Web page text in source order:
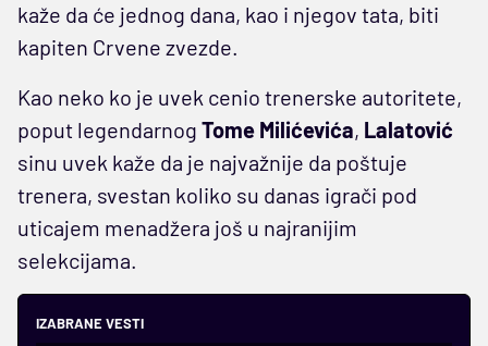
kaže da će jednog dana, kao i njegov tata, biti
kapiten Crvene zvezde.
Kao neko ko je uvek cenio trenerske autoritete,
poput legendarnog Tome Milićevića, Lalatović
sinu uvek kaže da je najvažnije da poštuje
trenera, svestan koliko su danas igrači pod
uticajem menadžera još u najranijim
selekcijama.
IZABRANE VESTI